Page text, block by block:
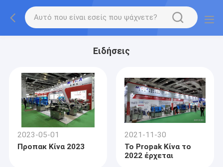
Ειδήσεις
2023-05-01
Προπακ Κίνα 2023
2021-11-30
Το Propak Κίνα το
2022 έρχεται